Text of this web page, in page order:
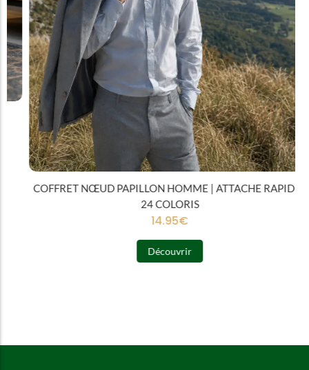
COFFRET NŒUD PAPILLON HOMME | ATTACHE RAPIDE |
24 COLORIS
14.95€
Découvrir